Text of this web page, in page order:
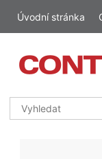
Úvodní stránka